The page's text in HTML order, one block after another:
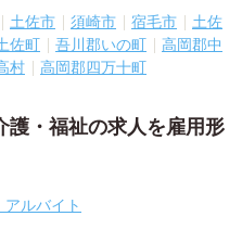
土佐市 須崎市 宿毛市
土佐
佐町 吾川郡いの町
高岡郡中
村 高岡郡四万十町
護・福祉の求人を雇用形
ルバイト